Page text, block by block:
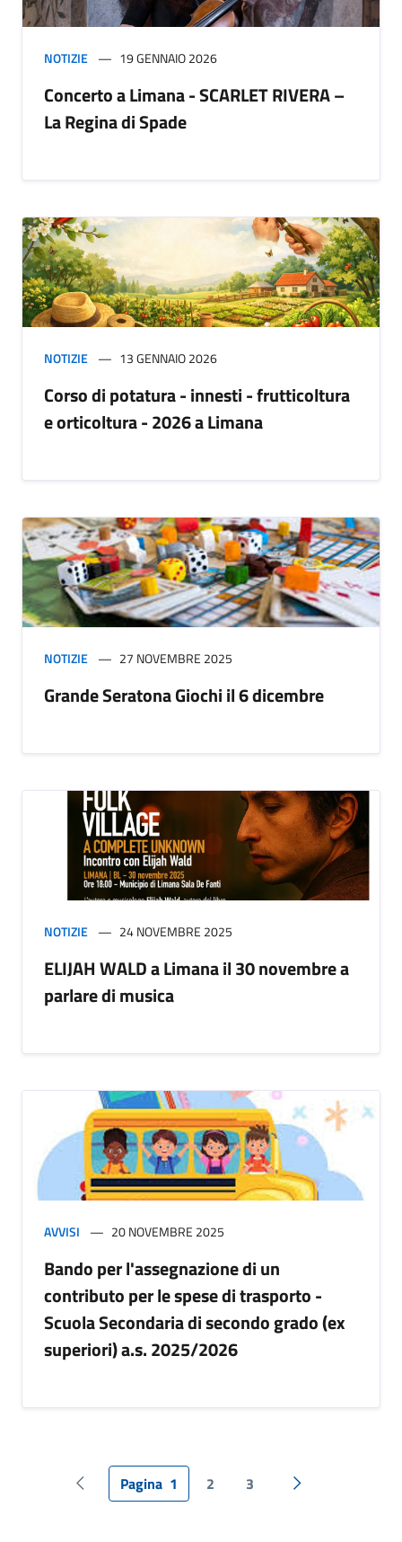
NOTIZIE 19 GENNAIO 2026
Concerto a Limana - SCARLET RIVERA –
La Regina di Spade
NOTIZIE 13 GENNAIO 2026
Corso di potatura - innesti - frutticoltura
e orticoltura - 2026 a Limana
NOTIZIE 27 NOVEMBRE 2025
Grande Seratona Giochi il 6 dicembre
NOTIZIE 24 NOVEMBRE 2025
ELIJAH WALD a Limana il 30 novembre a
parlare di musica
AVVISI 20 NOVEMBRE 2025
Bando per l'assegnazione di un
contributo per le spese di trasporto -
Scuola Secondaria di secondo grado (ex
superiori) a.s. 2025/2026
Pagina precedente
Pagina 1 2 3 Pagina